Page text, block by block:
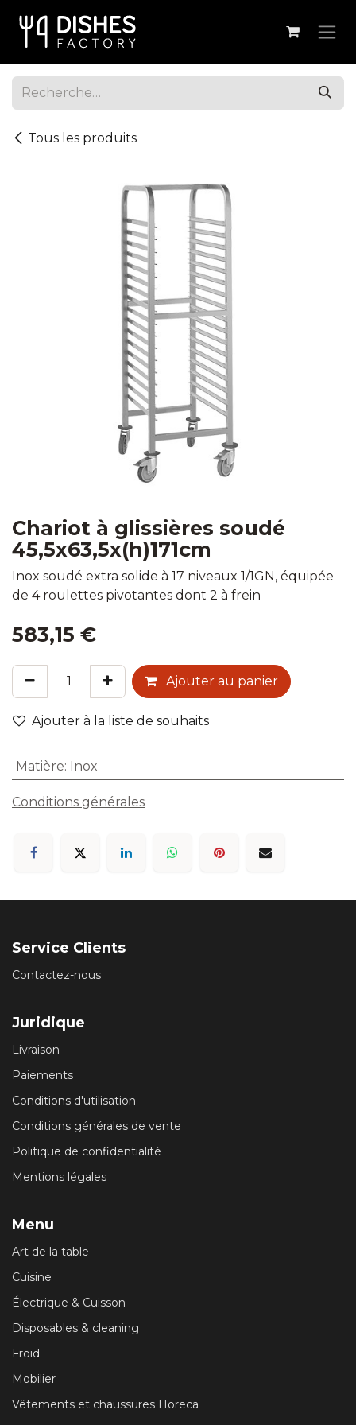
Tous les produits
Chariot à glissières soudé
45,5x63,5x(h)171cm
Inox soudé extra solide à 17 niveaux 1/1GN, équipée
de 4 roulettes pivotantes dont 2 à frein
583,15 €
Ajouter au panier
Ajouter à la liste de souhaits
Matière: Inox
Conditions générales
Service Clients
Contactez-nous
Juridique
Livraison
Paiements
Conditions d'utilisation
Conditions générales de vente
Politique de confidentialité
Mentions légales
Menu
Art de la table
Cuisine
Électrique & Cuisson
Disposables & cleaning
Froid
Mobilier
Vêtements et chaussures Horeca